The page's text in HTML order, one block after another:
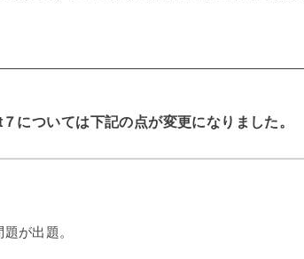
については下記の点が変更になりました。
が出題。